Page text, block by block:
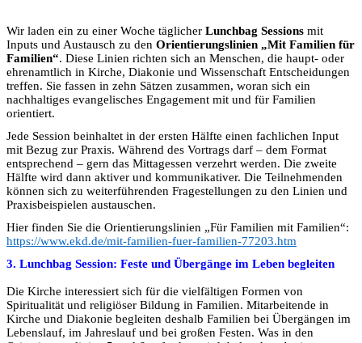
Wir laden ein zu einer Woche täglicher Lunchbag Sessions mit
Inputs und Austausch zu den Orientierungslinien „Mit Familien für
Familien“. Diese Linien richten sich an Menschen, die haupt- oder
ehrenamtlich in Kirche, Diakonie und Wissenschaft Entscheidungen
treffen. Sie fassen in zehn Sätzen zusammen, woran sich ein
nachhaltiges evangelisches Engagement mit und für Familien
orientiert.
Jede Session beinhaltet in der ersten Hälfte einen fachlichen Input
mit Bezug zur Praxis. Während des Vortrags darf – dem Format
entsprechend – gern das Mittagessen verzehrt werden. Die zweite
Hälfte wird dann aktiver und kommunikativer. Die Teilnehmenden
können sich zu weiterführenden Fragestellungen zu den Linien und
Praxisbeispielen austauschen.
Hier finden Sie die Orientierungslinien „Für Familien mit Familien“:
https://www.ekd.de/mit-familien-fuer-familien-77203.htm
3. Lunchbag Session: Feste und Übergänge im Leben begleiten
Die Kirche interessiert sich für die vielfältigen Formen von
Spiritualität und religiöser Bildung in Familien. Mitarbeitende in
Kirche und Diakonie begleiten deshalb Familien bei Übergängen im
Lebenslauf, im Jahreslauf und bei großen Festen. Was in den